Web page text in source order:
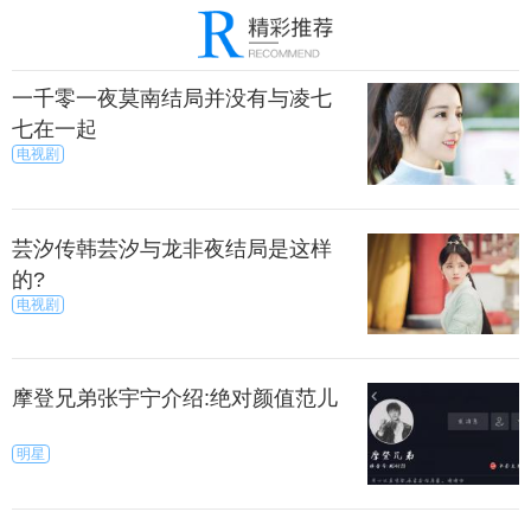
一千零一夜莫南结局并没有与凌七
七在一起
电视剧
芸汐传韩芸汐与龙非夜结局是这样
的?
电视剧
摩登兄弟张宇宁介绍:绝对颜值范儿
明星